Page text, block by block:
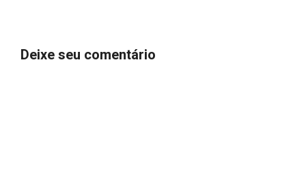
Deixe seu comentário